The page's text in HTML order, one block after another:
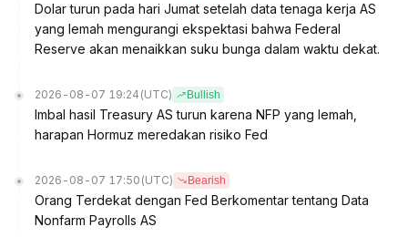
Dolar turun pada hari Jumat setelah data tenaga kerja AS
yang lemah mengurangi ekspektasi bahwa Federal
Reserve akan menaikkan suku bunga dalam waktu dekat.
2026-08-07 19:24 (UTC) Bullish
Imbal hasil Treasury AS turun karena NFP yang lemah,
harapan Hormuz meredakan risiko Fed
2026-08-07 17:50 (UTC) Bearish
Orang Terdekat dengan Fed Berkomentar tentang Data
Nonfarm Payrolls AS